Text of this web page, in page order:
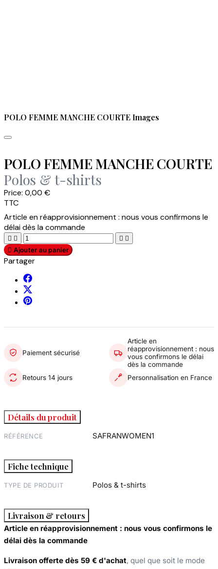
POLO FEMME MANCHE COURTE Images
POLO FEMME MANCHE COURTE
Polos & t-shirts
Price: 0,00 €
TTC
Article en réapprovisionnement : nous vous confirmons le
délai dès la commande
   
 Ajouter au panier
Partager
Paiement sécurisé
Article en
réapprovisionnement : nous
vous confirmons le délai
dès la commande
Retours 14 jours
Personnalisation en France
Détails du produit
RÉFÉRENCE SAFRANWOMEN1
Fiche technique
TYPE DE PRODUIT Polos & t-shirts
Livraison & retours
Article en réapprovisionnement : nous vous confirmons le
délai dès la commande
Livraison offerte dès 59 € d'achat, quel que soit le mode